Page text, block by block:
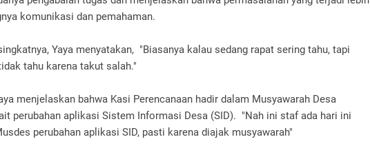
komunikasi dan pemahaman.
Yaya menyatakan, "Biasanya kalau sedang rapat sering tahu, tapi
tahu karena takut salah."
menjelaskan bahwa Kasi Perencanaan hadir dalam Musyawarah Desa
perubahan aplikasi Sistem Informasi Desa (SID). "Nah ini staf ada hari ini
perubahan aplikasi SID, pasti karena diajak musyawarah"